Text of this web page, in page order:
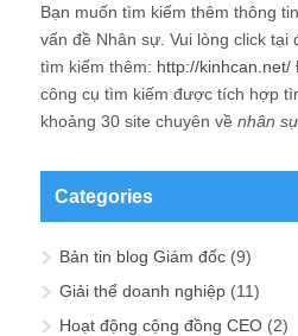
Bạn muốn tìm kiếm thêm thông
vấn đề Nhân sự . Vui lòng click tại
tìm kiếm thêm: http://kinhcan.net/
công cụ tìm kiếm được tích hợp
khoảng 30 site chuyên về nhân sự
Categories
Bản tin blog Giám đốc (9)
Giải thể doanh nghiệp (11)
Hoạt động cộng đồng CEO (2)